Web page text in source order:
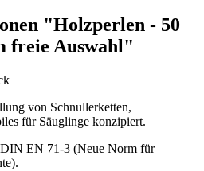
"Holzperlen - 50
freie Auswahl"
von Schnullerketten,
für Säuglinge konzipiert.
EN 71-3 (Neue Norm für